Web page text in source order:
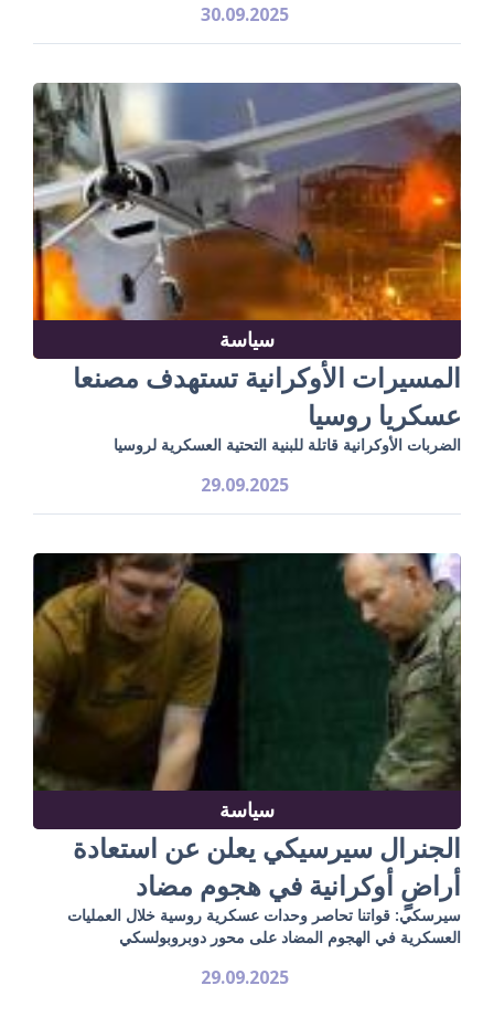
30.09.2025
سياسة
المسيرات الأوكرانية تستهدف مصنعا
عسكريا روسيا
الضربات الأوكرانية قاتلة للبنية التحتية العسكرية لروسيا
29.09.2025
سياسة
الجنرال سيرسيكي يعلن عن استعادة
أراضٍ أوكرانية في هجوم مضاد
سيرسكي: قواتنا تحاصر وحدات عسكرية روسية خلال العمليات
العسكرية في الهجوم المضاد على محور دوبروبولسكي
29.09.2025